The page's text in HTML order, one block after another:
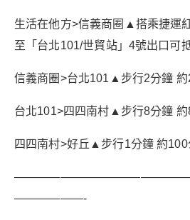
生活在他方>信義商圈▲搭乘捷運
至「台北101/世貿站」4號出口可
信義商圈>台北101▲步行2分鐘 約
台北101>四四南村▲步行8分鐘 約
四四南村>好丘▲步行1分鐘 約100
——————-